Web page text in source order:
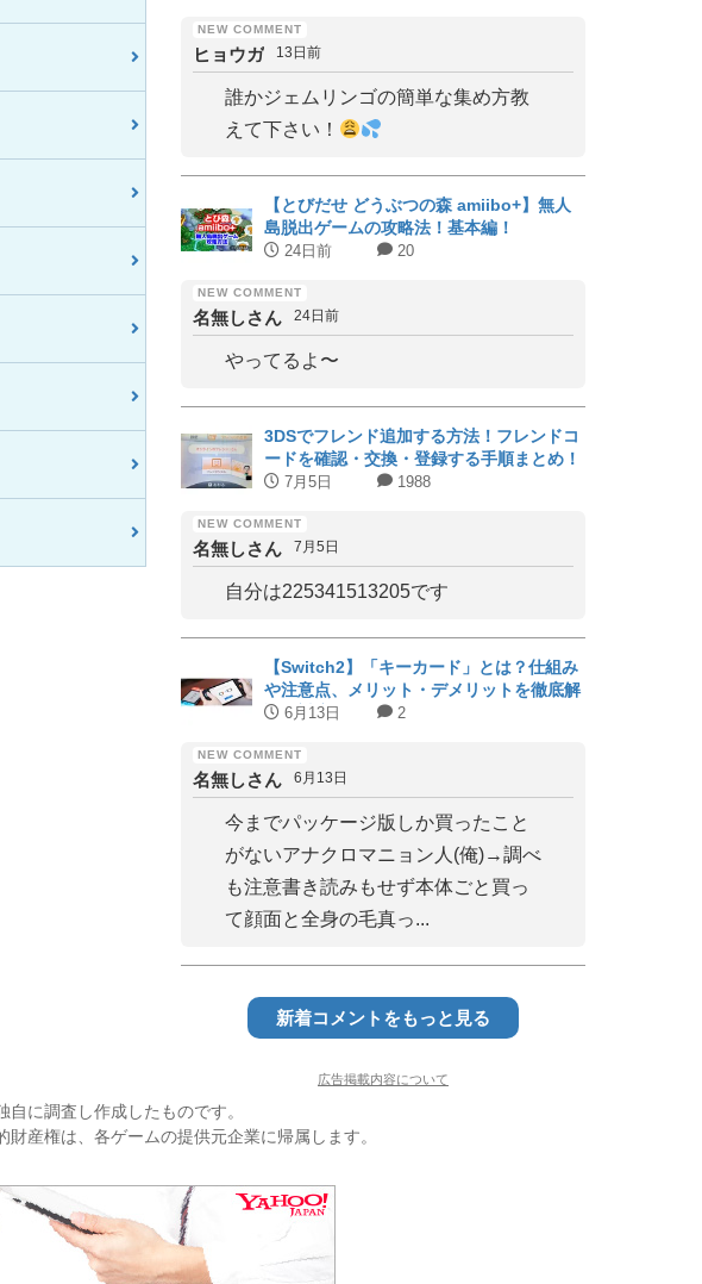
ヒョウガ 13日前
誰かジェムリンゴの簡単な集め方教
えて下さい！
【とびだせ どうぶつの森 amiibo+】無人
島脱出ゲームの攻略法！基本編！
24日前 20
名無しさん 24日前
やってるよ〜
3DSでフレンド追加する方法！フレンドコ
ードを確認・交換・登録する手順まとめ！
7月5日 1988
名無しさん 7月5日
自分は225341513205です
【Switch2】「キーカード」とは？仕組み
や注意点、メリット・デメリットを徹底解
説｜対応タイトルまとめ
6月13日 2
名無しさん 6月13日
今までパッケージ版しか買ったこと
がないアナクロマニョン人(俺)→調べ
も注意書き読みもせず本体ごと買っ
て顔面と全身の毛真っ...
新着コメントをもっと見る
広告掲載内容について
に調査し作成したものです。
産権は、各ゲームの提供元企業に帰属します。